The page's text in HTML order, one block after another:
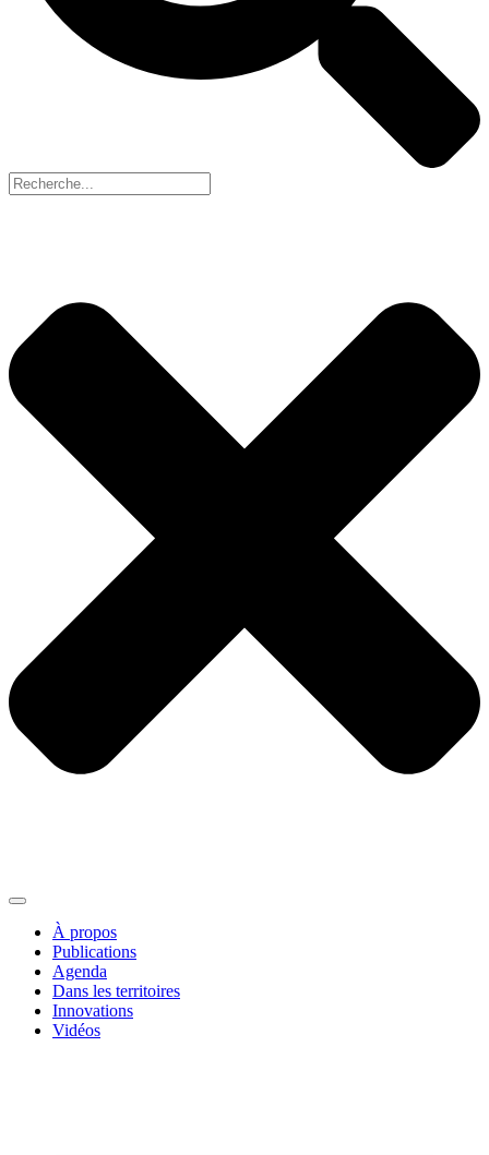
À propos
Publications
Agenda
Dans les territoires
Innovations
Vidéos